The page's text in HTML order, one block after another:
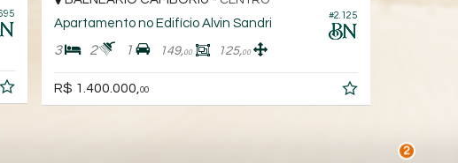
#2.125
Apartamento no Edifício Alvin Sandri
2 1 149, 00 125, 00
R$ 1.400.000,00